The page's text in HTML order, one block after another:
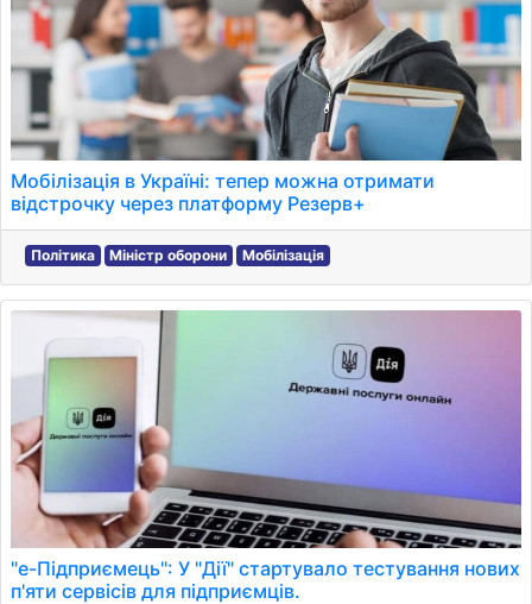
Мобілізація в Україні: тепер можна отримати
відстрочку через платформу Резерв+
Політика Міністр оборони Мобілізація
"е-Підприємець": У "Дії" стартувало тестування нових
п'яти сервісів для підприємців.